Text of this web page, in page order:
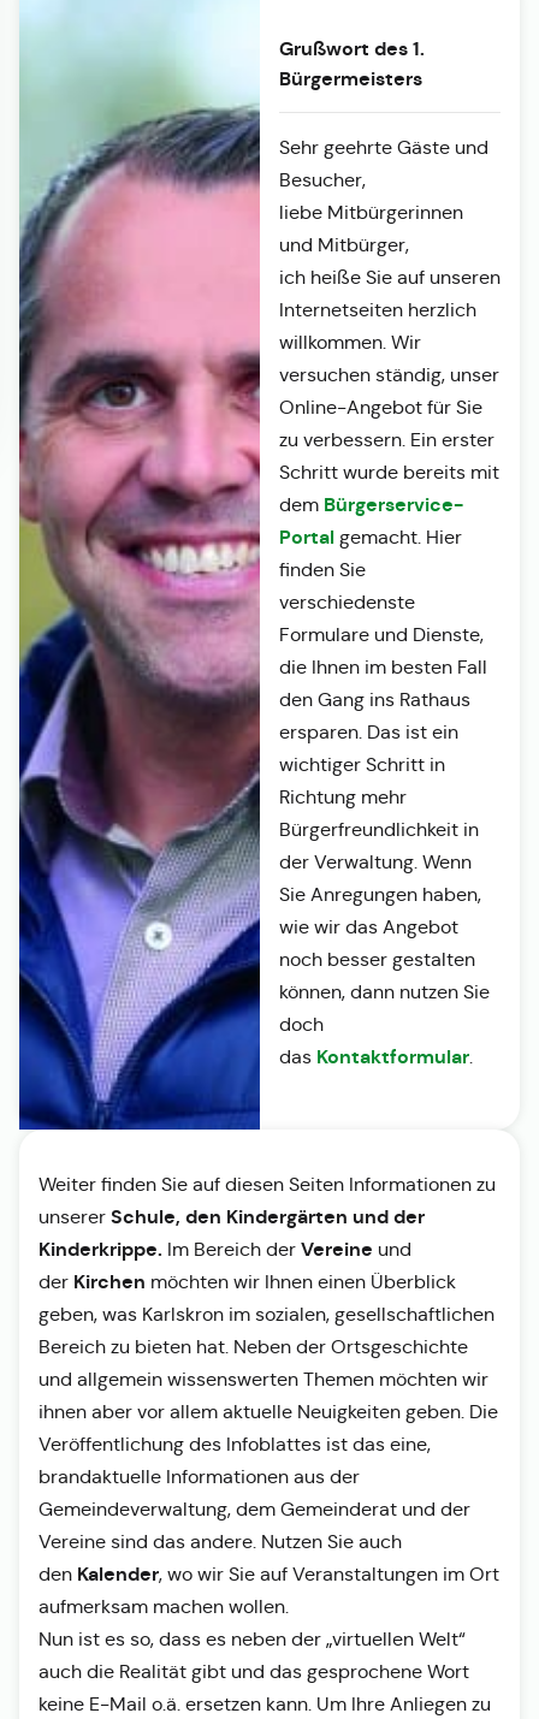
Grußwort des 1.
Bürgermeisters
Sehr geehrte Gäste und
Besucher,
liebe Mitbürgerinnen
und Mitbürger,
ich heiße Sie auf unseren
Internetseiten herzlich
willkommen. Wir
versuchen ständig, unser
Online-Angebot für Sie
zu verbessern. Ein erster
Schritt wurde bereits mit
dem Bürgerservice-
Portalgemacht. Hier
finden Sie
verschiedenste
Formulare und Dienste,
die Ihnen im besten Fall
den Gang ins Rathaus
ersparen. Das ist ein
wichtiger Schritt in
Richtung mehr
Bürgerfreundlichkeit in
der Verwaltung. Wenn
Sie Anregungen haben,
wie wir das Angebot
noch besser gestalten
können, dann nutzen Sie
doch
das Kontaktformular.
Weiter finden Sie auf diesen Seiten Informationen zu
unserer Schule, den Kindergärten und der
Kinderkrippe. Im Bereich der Vereine und
der Kirchen möchten wir Ihnen einen Überblick
geben, was Karlskron im sozialen, gesellschaftlichen
Bereich zu bieten hat. Neben der Ortsgeschichte
und allgemein wissenswerten Themen möchten wir
ihnen aber vor allem aktuelle Neuigkeiten geben. Die
Veröffentlichung des Infoblattes ist das eine,
brandaktuelle Informationen aus der
Gemeindeverwaltung, dem Gemeinderat und der
Vereine sind das andere. Nutzen Sie auch
den Kalender, wo wir Sie auf Veranstaltungen im Ort
aufmerksam machen wollen.
Nun ist es so, dass es neben der „virtuellen Welt“
auch die Realität gibt und das gesprochene Wort
keine E-Mail o.ä. ersetzen kann. Um Ihre Anliegen zu